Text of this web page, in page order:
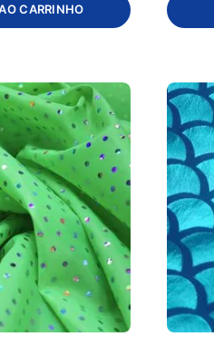
CARRINHO